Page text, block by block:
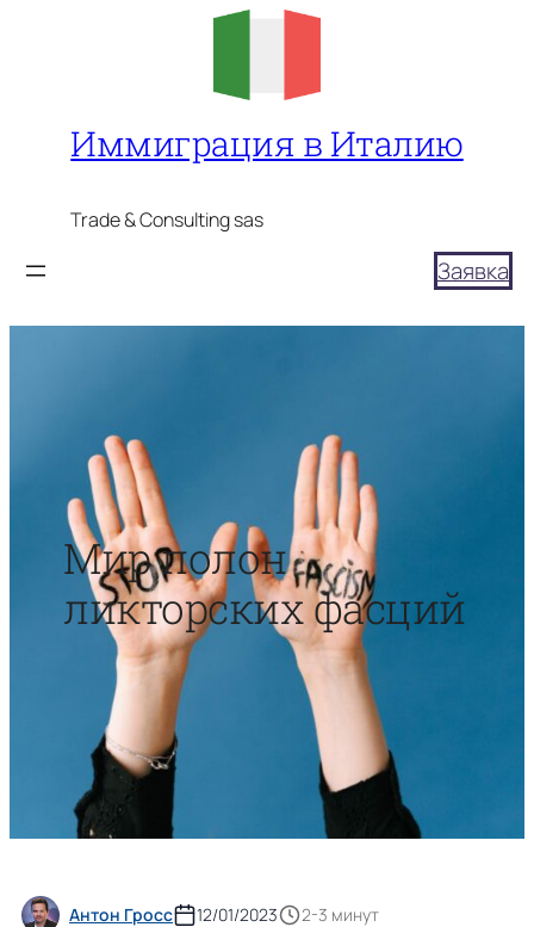
Иммиграция в Италию
Trade & Consulting sas
Заявка
Мир полон
ликторских фасций
Антон Гросс 12/01/2023 2-3 минут